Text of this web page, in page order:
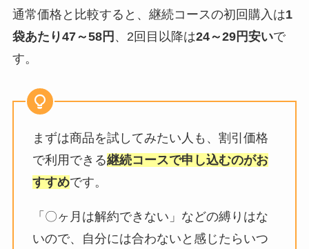
通常価格と比較すると、継続コースの初回購入は1
袋あたり47～58円 、2回目以降は24～29円安いで
す。
まずは商品を試してみたい人も、割引価格
で利用できる継続コースで申し込むのがお
すすめです。
「〇ヶ月は解約できない」などの縛りはな
いので、自分には合わないと感じたらいつ